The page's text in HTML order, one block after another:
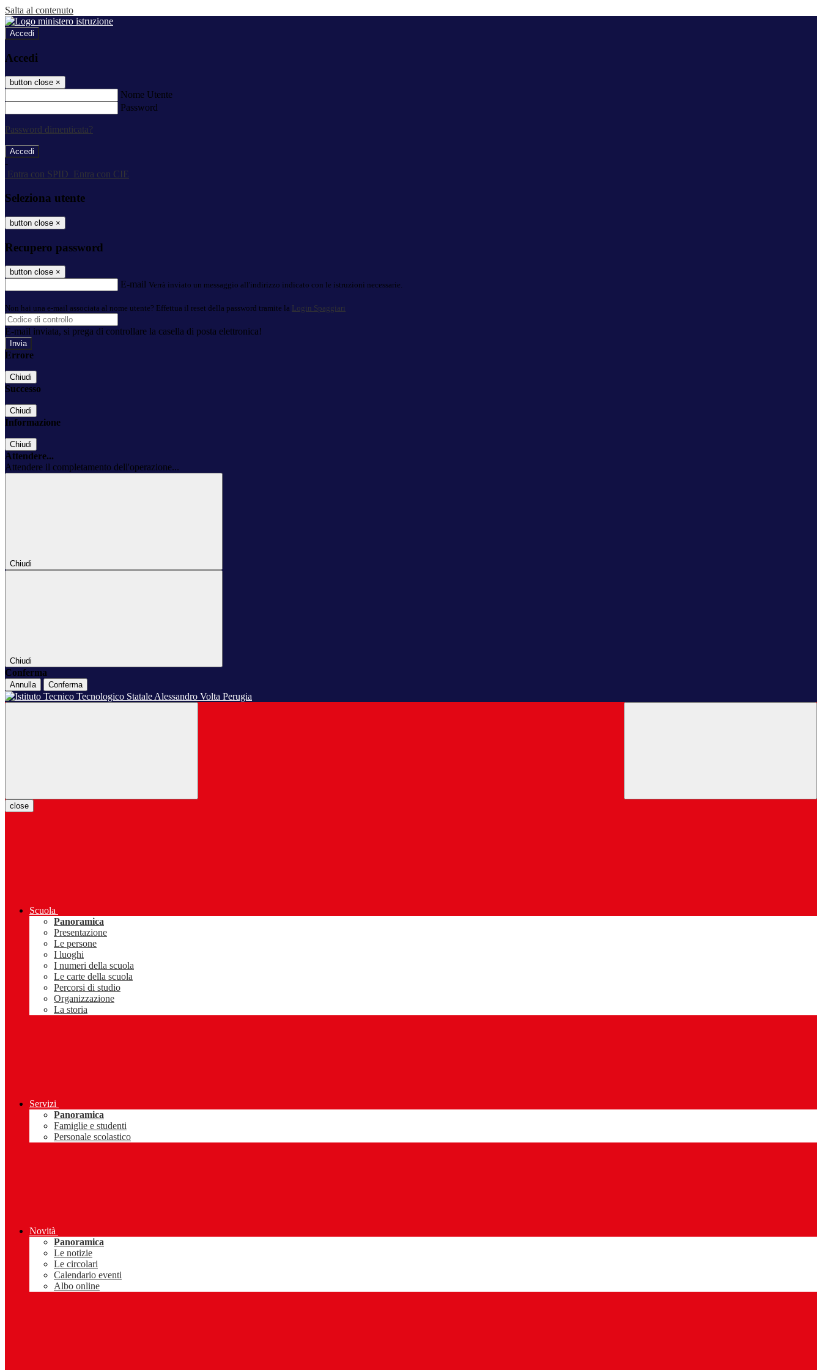
Salta al contenuto
Accedi
Accedi
button close ×
Nome Utente
Password
Password dimenticata?
-
Entra con SPID
Entra con CIE
Seleziona utente
button close ×
Recupero password
button close ×
E-mail Verrà inviato un messaggio all'indirizzo indicato con le istruzioni necessarie.
Non hai una e-mail associata al nome utente? Effettua il reset della password tramite la Login Spaggiari
E-mail inviata, si prega di controllare la casella di posta elettronica!
Errore
Chiudi
Successo
Chiudi
Informazione
Chiudi
Attendere...
Attendere il completamento dell'operazione...
Chiudi
Chiudi
Conferma
Annulla Conferma
close
Scuola
Panoramica
Presentazione
Le persone
I luoghi
I numeri della scuola
Le carte della scuola
Percorsi di studio
Organizzazione
La storia
Servizi
Panoramica
Famiglie e studenti
Personale scolastico
Novità
Panoramica
Le notizie
Le circolari
Calendario eventi
Albo online